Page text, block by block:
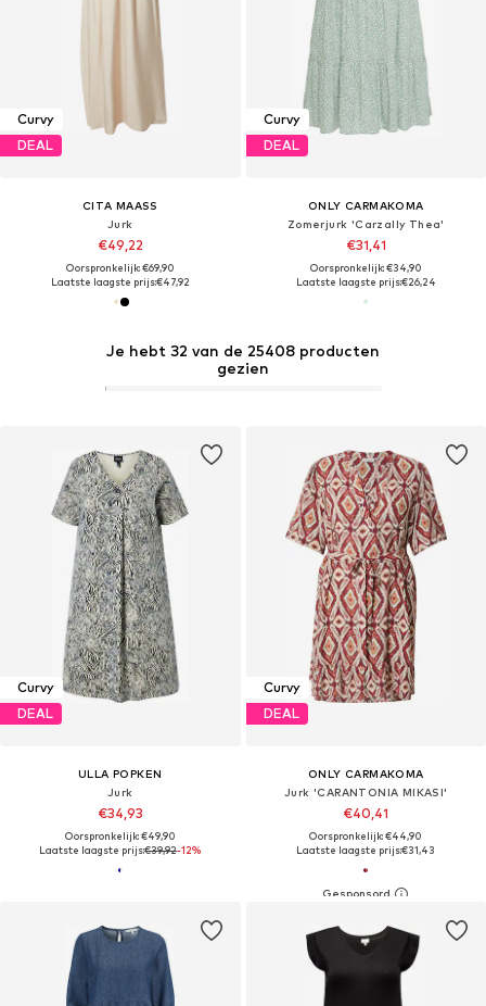
Curvy
DEAL
CITA MAASS
Jurk
€49,22
Oorspronkelijk: €69,90
Laatste laagste prijs:€47,92
Curvy
DEAL
ONLY CARMAKOMA
Zomerjurk 'Carzally Thea'
€31,41
Oorspronkelijk: €34,90
Laatste laagste prijs:€26,24
Curvy
DEAL
ULLA POPKEN
Jurk
€34,93
Oorspronkelijk: €49,90
Laatste laagste prijs:€39,92-12%
Je hebt 32 van de 25408 producten
gezien
Curvy
DEAL
ONLY CARMAKOMA
Jurk 'CARANTONIA MIKASI'
€40,41
Oorspronkelijk: €44,90
Laatste laagste prijs:€31,43